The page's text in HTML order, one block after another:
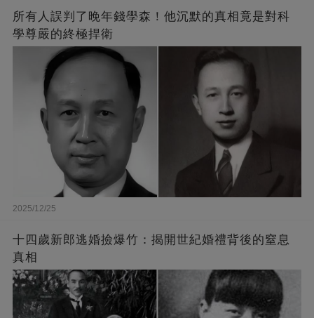
所有人誤判了晚年錢學森！他沉默的真相竟是對科
學尊嚴的終極捍衛
2025/12/25
十四歲新郎逃婚撿爆竹：揭開世紀婚禮背後的窒息
真相